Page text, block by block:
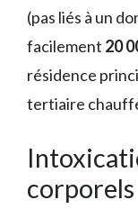
(pas liés à un
facilement 20
résidence
tertiaire
corporels